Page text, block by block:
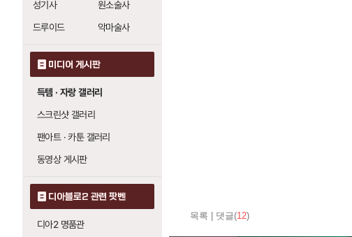
성기사
원소술사
드루이드
악마술사
미디어 게시판
득템 · 자랑 갤러리
스크린샷 갤러리
팬아트 · 카툰 갤러리
동영상 게시판
디아블로2 관련 팟벤
디아2 명품관
목록 댓글(12)